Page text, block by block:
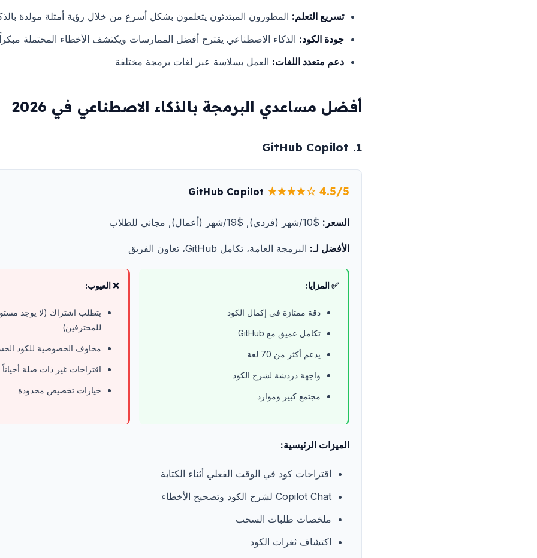
تسريع التعلم: المطورون المبتدئون يتعلمون بشكل أسرع من خلال رؤية أمثلة مولدة
جودة الكود: الذكاء الاصطناعي يقترح أفضل الممارسات ويكتشف الأخطاء المحتملة
دعم متعدد اللغات: العمل بسلاسة عبر لغات برمجة مختلفة
أفضل مساعدي البرمجة بالذكاء الاصطناعي في 2026
1. GitHub Copilot
GitHub Copilot ★★★★☆ 4.5/5
السعر: $10/شهر (فردي), $19/شهر (أعمال), مجاني للطلاب
الأفضل لـ: البرمجة العامة، تكامل GitHub، تعاون الفريق
✅ المزايا:
دقة ممتازة في إكمال الكود
تكامل عميق مع GitHub
يدعم أكثر من 70 لغة
واجهة دردشة لشرح الكود
مجتمع كبير وموارد
❌ العيوب:
يتطلب اشتراك (لا يوجد
للمحترفين)
مخاوف الخصوصية للكود
اقتراحات غير ذات صلة أحياناً
خيارات تخصيص محدودة
الميزات الرئيسية:
اقتراحات كود في الوقت الفعلي أثناء الكتابة
Copilot Chat لشرح الكود وتصحيح الأخطاء
ملخصات طلبات السحب
اكتشاف ثغرات الكود